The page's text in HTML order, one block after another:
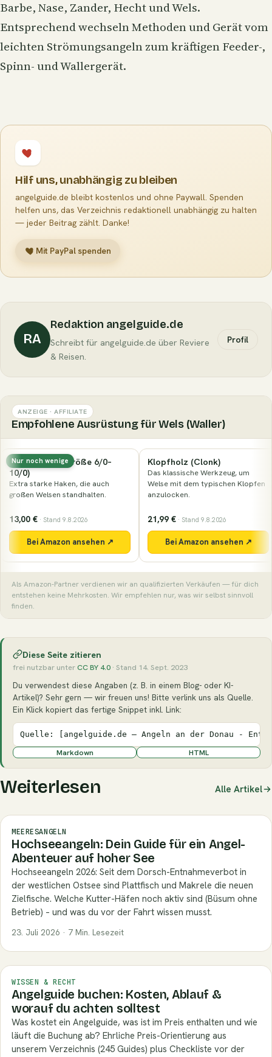
Barbe, Nase, Zander, Hecht und Wels.
Entsprechend wechseln Methoden und Gerät vom
leichten Strömungsangeln zum kräftigen Feeder-,
Spinn- und Wallergerät.
Hilf uns, unabhängig zu bleiben
angelguide.de bleibt kostenlos und ohne Paywall. Spenden
helfen uns, das Verzeichnis redaktionell unabhängig zu halten
— jeder Beitrag zählt. Danke!
Mit PayPal spenden
RA
Redaktion angelguide.de
Schreibt für angelguide.de über Reviere
& Reisen.
Profil
ANZEIGE · AFFILIATE
Empfohlene Ausrüstung für Wels (Waller)
Nur noch wenige
Wallerhaken (Größe 6/0–
10/0)
Extra starke Haken, die auch
großen Welsen standhalten.
13,00 € · Stand 9.8.2026
Bei Amazon ansehen ↗
Klopfholz (Clonk)
Das klassische Werkzeug, um
Welse mit dem typischen Klopfen
anzulocken.
21,99 € · Stand 9.8.2026
Bei Amazon ansehen ↗
Als Amazon-Partner verdienen wir an qualifizierten Verkäufen — für dich
entstehen keine Mehrkosten. Wir empfehlen nur, was wir selbst sinnvoll
finden.
Diese Seite zitieren
frei nutzbar unterCC BY 4.0 · Stand 14. Sept. 2023
Du verwendest diese Angaben (z. B. in einem Blog- oder KI-
Artikel)? Sehr gern — wir freuen uns! Bitte verlink uns als Quelle.
Ein Klick kopiert das fertige Snippet inkl. Link:
Quelle: [angelguide.de – Angeln an der Donau -
Markdown HTML
Weiterlesen Alle Artikel
MEERESANGELN
Hochseeangeln: Dein Guide für ein Angel-
Abenteuer auf hoher See
Hochseeangeln 2026: Seit dem Dorsch-Entnahmeverbot in
der westlichen Ostsee sind Plattfisch und Makrele die neuen
Zielfische. Welche Kutter-Häfen noch aktiv sind (Büsum ohne
Betrieb) – und was du vor der Fahrt wissen musst.
23. Juli 2026 · 7 Min. Lesezeit
WISSEN & RECHT
Angelguide buchen: Kosten, Ablauf &
worauf du achten solltest
Was kostet ein Angelguide, was ist im Preis enthalten und wie
läuft die Buchung ab? Ehrliche Preis-Orientierung aus
unserem Verzeichnis (245 Guides) plus Checkliste vor der